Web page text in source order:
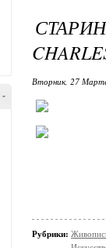
-
Вторник, 27
Рубрики: